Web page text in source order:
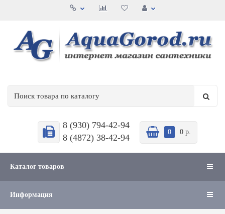
8 (930) 794-42-94
8 (4872) 38-42-94
0 0 р.
Каталог товаров
Информация